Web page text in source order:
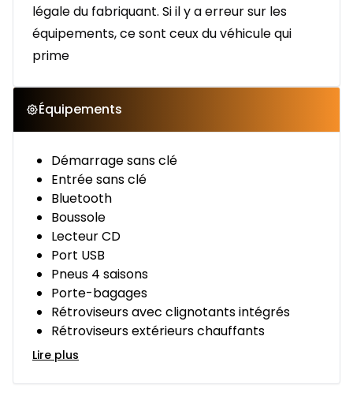
légale du fabriquant. Si il y a erreur sur les
équipements, ce sont ceux du véhicule qui
prime
Équipements
Démarrage sans clé
Entrée sans clé
Bluetooth
Boussole
Lecteur CD
Port USB
Pneus 4 saisons
Porte-bagages
Rétroviseurs avec clignotants intégrés
Rétroviseurs extérieurs chauffants
Lire plus